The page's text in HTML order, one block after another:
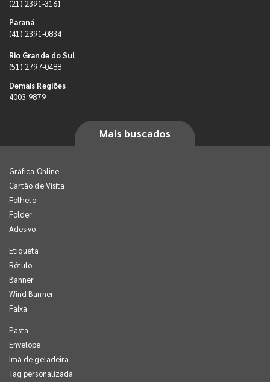
(21) 2391-3161
Paraná
(41) 2391-0834
Rio Grande do Sul
(51) 2797-0488
Demais Regiões
4003-9879
Mais buscados
Gráfica Online
Cartão de Visita
Folheto
Folder
Adesivo
Etiqueta
Rótulo
Banner
Wind Banner
Faixa
Pasta
Envelope
Imã de geladeira
Tag personalizada